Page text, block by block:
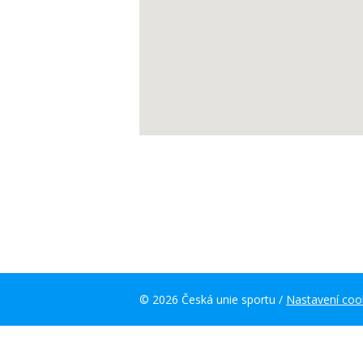
© 2026 Česká unie sportu / Nastavení